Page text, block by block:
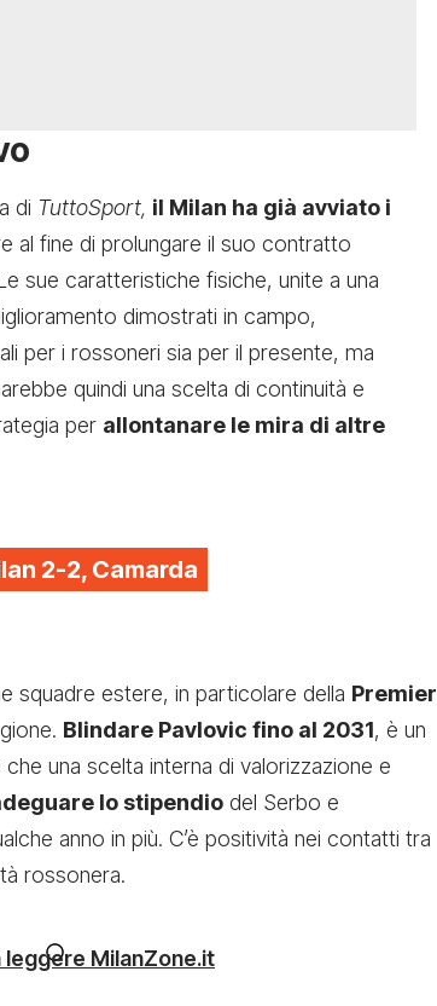
di TuttoSport, il Milan ha già avviato i
al fine di prolungare il suo contratto
sue caratteristiche fisiche, unite a una
dimostrati in campo,
per i rossoneri sia per il presente, ma
quindi una scelta di continuità e
per allontanare le mira di altre
2-2, Camarda
squadre estere, in particolare della Premier
Blindare Pavlovic fino al 2031, è un
una scelta interna di valorizzazione e
lo stipendio del Serbo e
anno in più. C’è positività nei contatti tra
rossonera.
leggere MilanZone.it